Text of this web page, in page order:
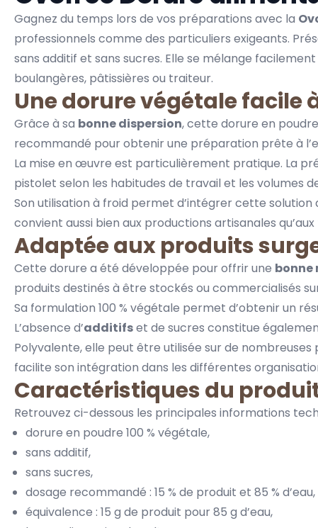
Gagnez du temps lors de vos préparations avec la
professionnels comme des particuliers exigeants.
sans additif et sans sucres. Elle se mélange
boulangères, pâtissières ou traiteur.
Une dorure végétale facile
Grâce à sa bonne dispersion, cette dorure en
recommandé pour obtenir une préparation prête à
La mise en œuvre est particulièrement pratique. La
pistolet selon les habitudes de travail et les volumes
Son utilisation à froid permet d’intégrer cette
convient aussi bien aux productions artisanales
Adaptée aux produits
Cette dorure a été développée pour offrir une bonne
produits destinés à être stockés ou commercialisés
Sa formulation 100 % végétale permet d’obtenir un
L’absence d’additifset de sucres constitue
Polyvalente, elle peut être utilisée sur de
facilite son intégration dans les différentes
Caractéristiques du
Retrouvez ci-dessous les principales informations
dorure en poudre 100 % végétale,
sans additif,
sans sucres,
dosage recommandé : 15 % de produit et 85 % d’eau,
équivalence : 15 g de produit pour 85 g d’eau,